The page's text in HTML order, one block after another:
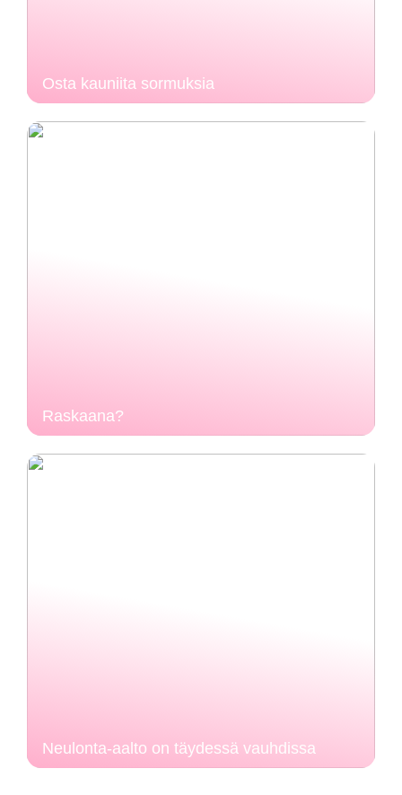
Osta kauniita sormuksia
Raskaana?
Neulonta-aalto on täydessä vauhdissa